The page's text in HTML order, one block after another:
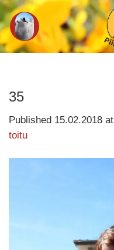
Skip
to
content
35
Published 15.02.2018 at
toitu